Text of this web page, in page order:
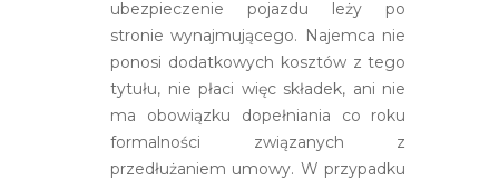
ubezpieczenie pojazdu leży po
stronie wynajmującego. Najemca nie
ponosi dodatkowych kosztów z tego
tytułu, nie płaci więc składek, ani nie
ma obowiązku dopełniania co roku
formalności związanych z
przedłużaniem umowy. W przypadku